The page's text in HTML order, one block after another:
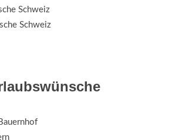
Schweiz
Schweiz